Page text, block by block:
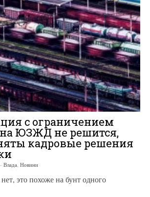
с ограничением
на ЮЗЖД не решится,
кадровые решения
- Влада Новини
это похоже на бунт одного